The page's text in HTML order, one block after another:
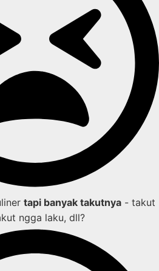
tapi banyak takutnya - takut
ngga laku, dll?